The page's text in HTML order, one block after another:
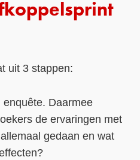
uit 3 stappen:
Daarmee
de ervaringen met
gedaan en wat